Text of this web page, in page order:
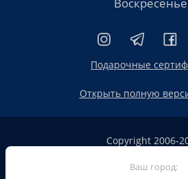
Подарочные
Открыть полную
Copyright 2006-
Сайт не являетсяВаш город: